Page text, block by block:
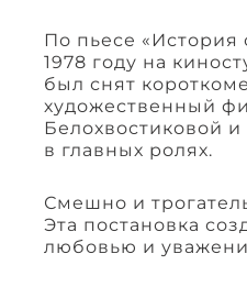
По пьесе
1978 году на
был снят
художественный
Белохвостиковой
в главных ролях.
Смешно и
Эта постановка
любовью и